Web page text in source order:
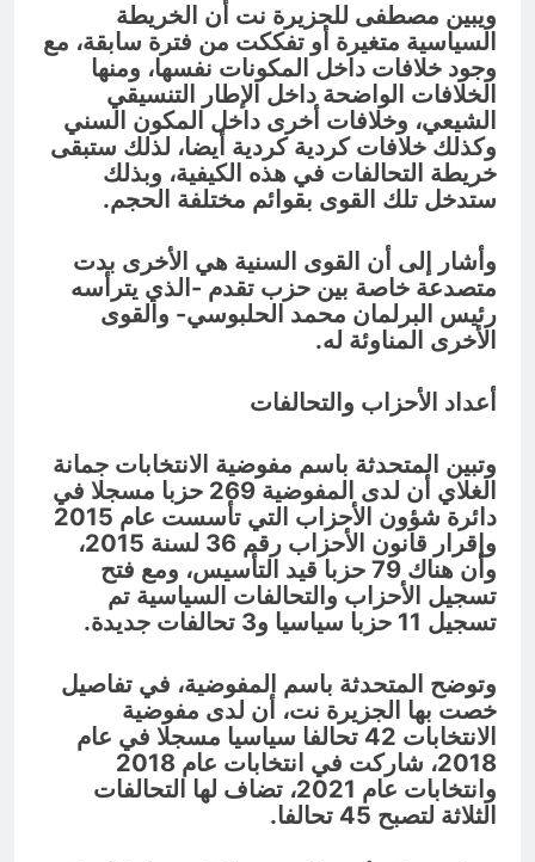
ويبين مصطفى للجزيرة نت أن الخريطة
السياسية متغيرة أو تفككت من فترة سابقة، مع
وجود خلافات داخل المكونات نفسها، ومنها
الخلافات الواضحة داخل الإطار التنسيقي
الشيعي، وخلافات أخرى داخل المكون السني
وكذلك خلافات كردية كردية أيضا، لذلك ستبقى
خريطة التحالفات في هذه الكيفية، وبذلك
ستدخل تلك القوى بقوائم مختلفة الحجم.
وأشار إلى أن القوى السنية هي الأخرى بدت
متصدعة خاصة بين حزب تقدم -الذي يترأسه
رئيس البرلمان محمد الحلبوسي- والقوى
الأخرى المناوئة له.
أعداد الأحزاب والتحالفات
وتبين المتحدثة باسم مفوضية الانتخابات جمانة
الغلاي أن لدى المفوضية 269 حزبا مسجلا في
دائرة شؤون الأحزاب التي تأسست عام 2015
وإقرار قانون الأحزاب رقم 36 لسنة 2015،
وأن هناك 79 حزبا قيد التأسيس، ومع فتح
تسجيل الأحزاب والتحالفات السياسية تم
تسجيل 11 حزبا سياسيا و3 تحالفات جديدة.
وتوضح المتحدثة باسم المفوضية، في تفاصيل
خصت بها الجزيرة نت، أن لدى مفوضية
الانتخابات 42 تحالفا سياسيا مسجلا في عام
2018، شاركت في انتخابات عام 2018
وانتخابات عام 2021، تضاف لها التحالفات
الثلاثة لتصبح 45 تحالفا.